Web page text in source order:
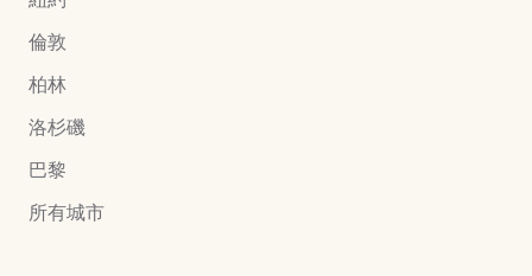
倫敦
柏林
洛杉磯
巴黎
所有城市